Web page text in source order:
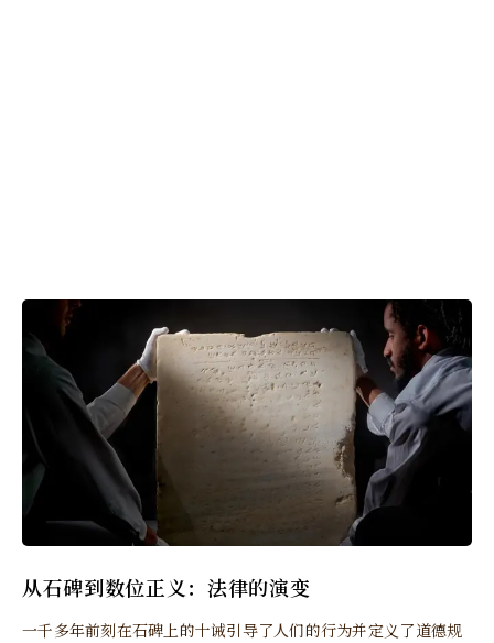
从石碑到数位正义：法律的演变
一千多年前刻在石碑上的十诫引导了人们的行为并定义了道德规